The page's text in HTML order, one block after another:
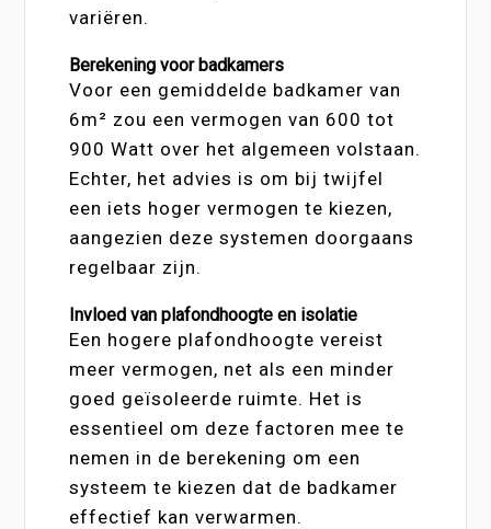
variëren.
Berekening voor badkamers
Voor een gemiddelde badkamer van
6m² zou een vermogen van 600 tot
900 Watt over het algemeen volstaan.
Echter, het advies is om bij twijfel
een iets hoger vermogen te kiezen,
aangezien deze systemen doorgaans
regelbaar zijn.
Invloed van plafondhoogte en isolatie
Een hogere plafondhoogte vereist
meer vermogen, net als een minder
goed geïsoleerde ruimte. Het is
essentieel om deze factoren mee te
nemen in de berekening om een
systeem te kiezen dat de badkamer
effectief kan verwarmen.